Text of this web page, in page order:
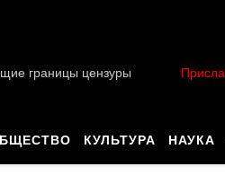
границы цензуры
КУЛЬТУРА НАУКА